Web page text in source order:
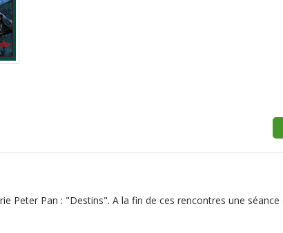
Peter Pan : "Destins". A la fin de ces rencontres une séance